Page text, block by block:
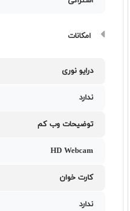
امکانات
درایو نوری
ندارد
توضیحات وب کم
HD Webcam
کارت خوان
ندارد